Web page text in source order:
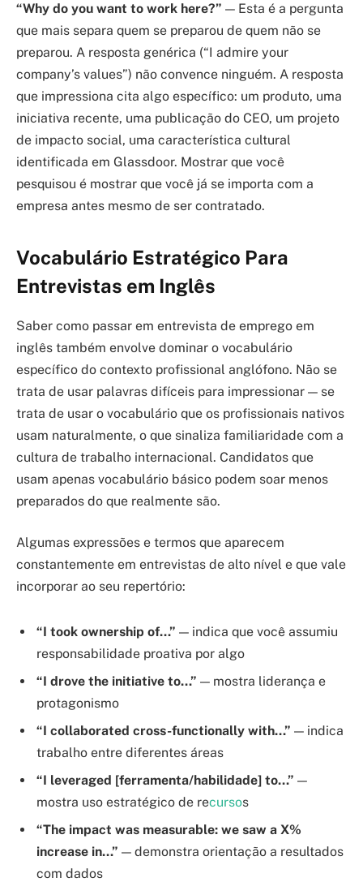
“Why do you want to work here?” — Esta é a pergunta
que mais separa quem se preparou de quem não se
preparou. A resposta genérica (“I admire your
company’s values”) não convence ninguém. A resposta
que impressiona cita algo específico: um produto, uma
iniciativa recente, uma publicação do CEO, um projeto
de impacto social, uma característica cultural
identificada em Glassdoor. Mostrar que você
pesquisou é mostrar que você já se importa com a
empresa antes mesmo de ser contratado.
Vocabulário Estratégico Para
Entrevistas em Inglês
Saber como passar em entrevista de emprego em
inglês também envolve dominar o vocabulário
específico do contexto profissional anglófono. Não se
trata de usar palavras difíceis para impressionar — se
trata de usar o vocabulário que os profissionais nativos
usam naturalmente, o que sinaliza familiaridade com a
cultura de trabalho internacional. Candidatos que
usam apenas vocabulário básico podem soar menos
preparados do que realmente são.
Algumas expressões e termos que aparecem
constantemente em entrevistas de alto nível e que vale
incorporar ao seu repertório:
“I took ownership of…” — indica que você assumiu
responsabilidade proativa por algo
“I drove the initiative to…” — mostra liderança e
protagonismo
“I collaborated cross-functionally with…” — indica
trabalho entre diferentes áreas
“I leveraged [ferramenta/habilidade] to…” —
mostra uso estratégico de recursos
“The impact was measurable: we saw a X%
increase in…” — demonstra orientação a resultados
com dados